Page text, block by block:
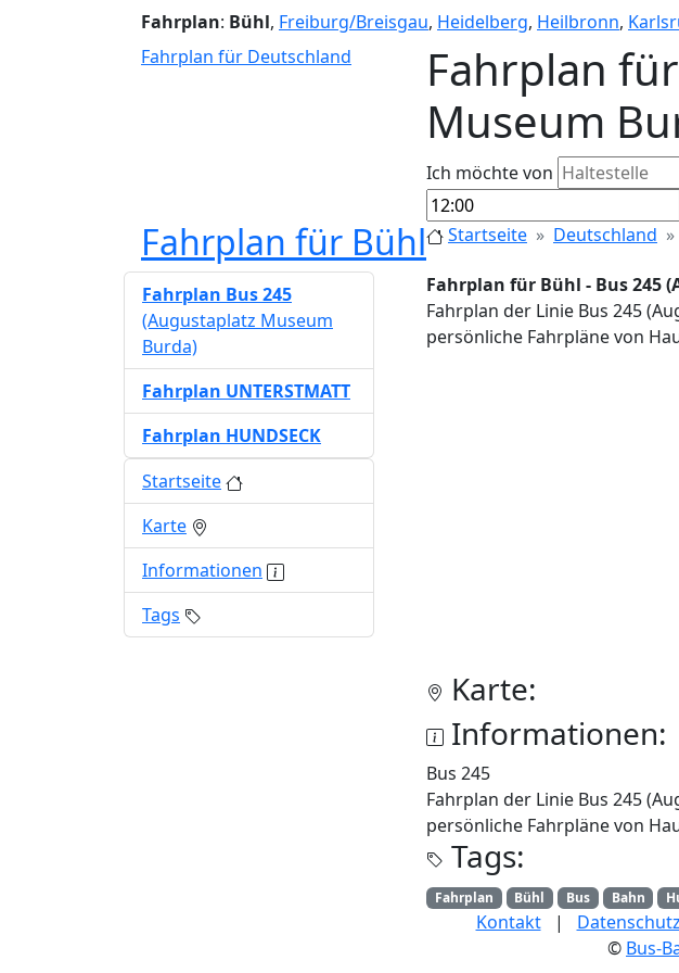
Fahrplan: Bühl, Freiburg/Breisgau, Heidelberg, Heilbronn,
Fahrplan für Deutschland
Fahrplan
Museum
Ich möchte von
Fahrplan für Bühl Startseite Deutschland
Fahrplan für Bühl - Bus 245
Fahrplan der Linie Bus 245
persönliche Fahrpläne von
Karte:
Informationen:
Bus 245
Fahrplan der Linie Bus 245
persönliche Fahrpläne von
Tags:
Fahrplan Bühl Bus Bahn
Fahrplan Bus 245
(Augustaplatz Museum
Burda)
Fahrplan UNTERSTMATT
Fahrplan HUNDSECK
Startseite
Karte
Informationen
Tags
Kontakt| Datenschutz
© Bus-